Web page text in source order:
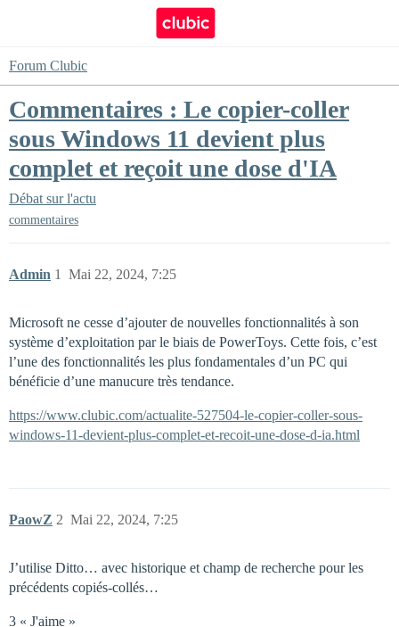
Forum Clubic
Commentaires : Le copier-coller
sous Windows 11 devient plus
complet et reçoit une dose d'IA
Débat sur l'actu
commentaires
Admin Mai 22, 2024, 7:25
1
Microsoft ne cesse d’ajouter de nouvelles fonctionnalités à son
système d’exploitation par le biais de PowerToys. Cette fois, c’est
l’une des fonctionnalités les plus fondamentales d’un PC qui
bénéficie d’une manucure très tendance.
https://www.clubic.com/actualite-527504-le-copier-coller-sous-
windows-11-devient-plus-complet-et-recoit-une-dose-d-ia.html
PaowZ Mai 22, 2024, 7:25
2
J’utilise Ditto… avec historique et champ de recherche pour les
précédents copiés-collés…
3 « J'aime »